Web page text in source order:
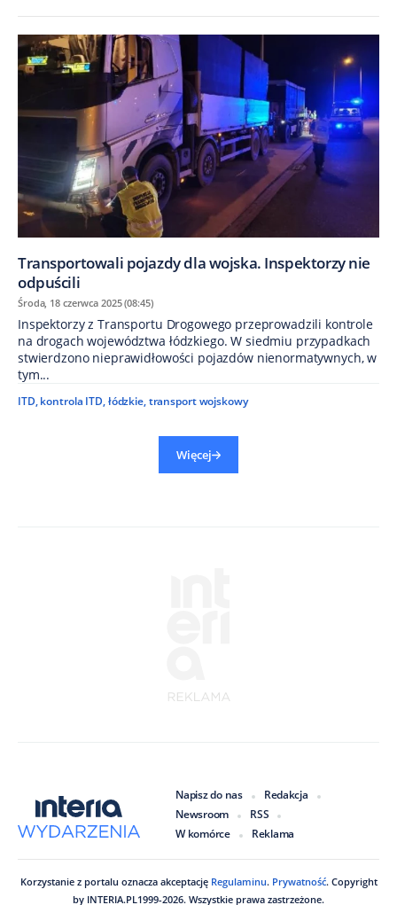
Transportowali pojazdy dla wojska. Inspektorzy nie
odpuścili
Środa, 18 czerwca 2025 (08:45)
Inspektorzy z Transportu Drogowego przeprowadzili kontrole
na drogach województwa łódzkiego. W siedmiu przypadkach
stwierdzono nieprawidłowości pojazdów nienormatywnych, w
tym...
ITD, kontrola ITD,łódzkie,transport wojskowy
Więcej
Napisz do nas
Redakcja
Newsroom
RSS
W komórce
Reklama
Korzystanie z portalu oznacza akceptację Regulaminu. Prywatność. Copyright
by INTERIA.PL1999-2026. Wszystkie prawa zastrzeżone.